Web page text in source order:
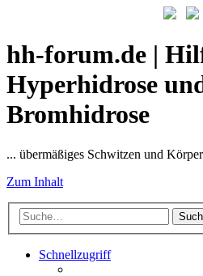
hh-forum.de |
Hyperhidrose
Bromhidrose
... übermäßiges Schwitzen und
Zum Inhalt
Schnellzugriff